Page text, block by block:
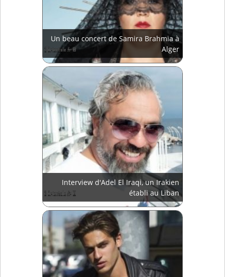
Un beau concert de Samira Brahmia à
Alger
Interview d'Adel El Iraqi, un Irakien
établi au Liban